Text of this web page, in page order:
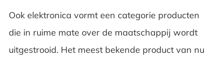
Ook elektronica vormt een categorie producten
die in ruime mate over de maatschappij wordt
uitgestrooid. Het meest bekende product van nu